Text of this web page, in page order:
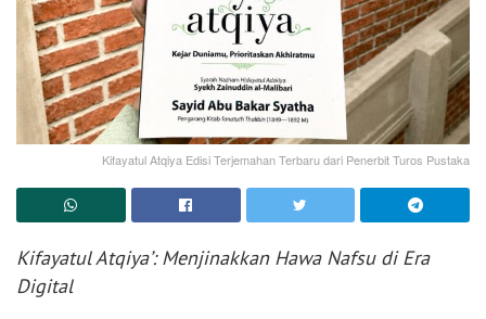
Kifayatul Atqiya Edisi Terjemahan Terbaru dari Penerbit Turos Pustaka
Kifayatul Atqiya’: Menjinakkan Hawa Nafsu di Era
Digital